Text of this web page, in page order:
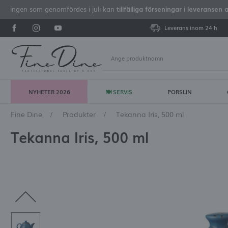
som genomfördes i juli kan tillfälliga förseningar i leveransen
Leverans inom 24 h
NYHETER 2026 🍽 SERVIS PORSLIN
Fine Dine Produkter Tekanna Iris, 500 ml
Tekanna Iris, 500 ml